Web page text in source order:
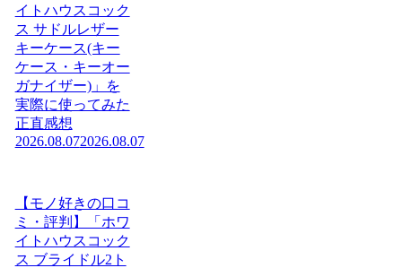
イトハウスコック
ス サドルレザー
キーケース(キー
ケース・キーオー
ガナイザー)」を
実際に使ってみた
正直感想
2026.08.072026.08.07
【モノ好きの口コ
ミ・評判】「ホワ
イトハウスコック
ス ブライドル2ト